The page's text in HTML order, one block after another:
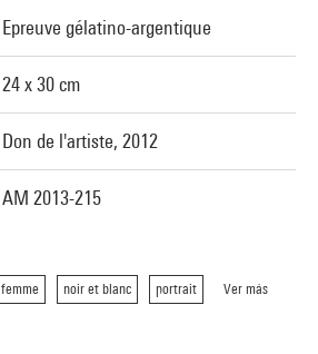
Epreuve gélatino-argentique
24 x 30 cm
Don de l'artiste, 2012
AM 2013-215
femme noir et blanc portrait Ver más